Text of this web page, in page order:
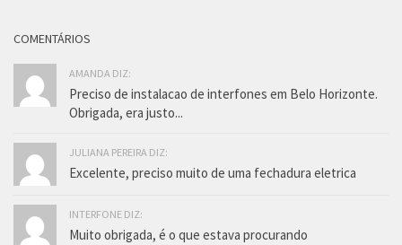
COMENTÁRIOS
AMANDA DIZ:
Preciso de instalacao de interfones em Belo Horizonte.
Obrigada, era justo...
JULIANA PEREIRA DIZ:
Excelente, preciso muito de uma fechadura eletrica
INTERFONE DIZ:
Muito obrigada, é o que estava procurando